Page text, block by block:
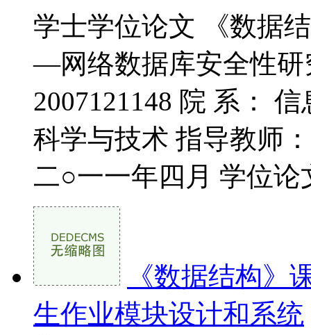
学士学位论文 《数据
—网络数据库安全性研
2007121148 院 系：
科学与技术 指导教师
二○一一年四月 学位
《数据结构
生作业模块设计和系统